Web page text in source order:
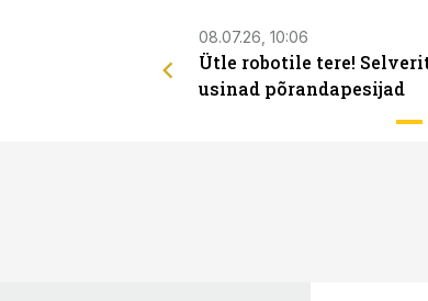
08.07.26, 10:06
Ütle robotile tere!
usinad põrandapesijad